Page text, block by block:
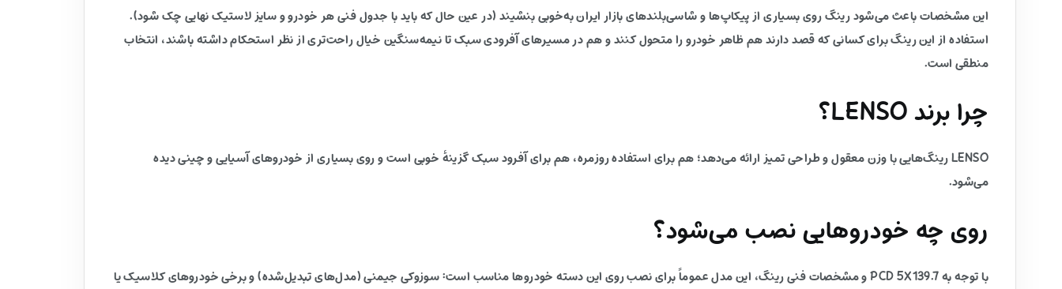
این مشخصات باعث می‌شود رینگ روی بسیاری از پیکاپ‌ها و شاسی‌بلندهای بازار ایران به‌خوبی بنشیند (در عین حال که باید با جدول فنی هر خودرو و سایز لاستیک نهایی چک شود).
استفاده از این رینگ برای کسانی که قصد دارند هم ظاهر خودرو را متحول کنند و هم در مسیرهای آفرودی سبک تا نیمه‌سنگین خیال راحت‌تری از نظر استحکام داشته باشند، انتخاب
منطقی است.
چرا برند LENSO؟
LENSO رینگ‌هایی با وزن معقول و طراحی تمیز ارائه می‌دهد؛ هم برای استفاده روزمره، هم برای آفرود سبک گزینهٔ خوبی است و روی بسیاری از خودروهای آسیایی و چینی دیده
می‌شود.
روی چه خودروهایی نصب می‌شود؟
با توجه به PCD 5X139.7 و مشخصات فنی رینگ، این مدل عموماً برای نصب روی این دسته خودروها مناسب است: سوزوکی جیمنی (مدل‌های تبدیل‌شده) و برخی خودروهای کلاسیک یا